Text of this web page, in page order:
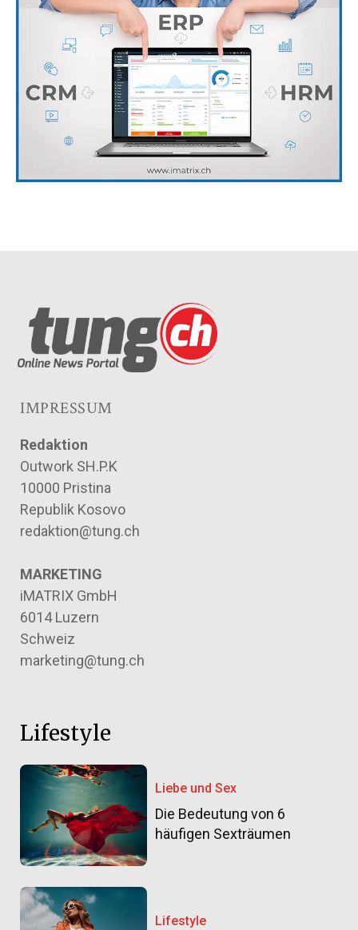
IMPRESSUM
Redaktion
Outwork SH.P.K
10000 Pristina
Republik Kosovo
redaktion@tung.ch
MARKETING
iMATRIX GmbH
6014 Luzern
Schweiz
marketing@tung.ch
Lifestyle
Liebe und Sex
Die Bedeutung von 6
häufigen Sexträumen
Lifestyle